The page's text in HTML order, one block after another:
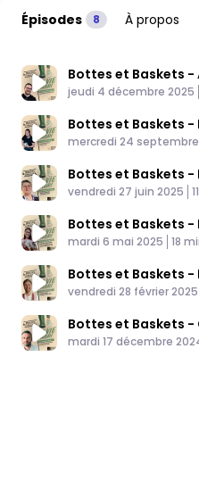
Épisodes 8 À propos
Bottes et Baskets -
Published At
jeudi 4 décembre 2025
Bottes et Baskets -
Published At
mercredi 24
Bottes et Baskets -
Published At
vendredi 27 juin 2025
Bottes et Baskets -
Published At
mardi 6 mai 2025 Time
18
Bottes et Baskets
Published At
vendredi 28 février 2025
Bottes et Baskets -
Published At
mardi 17 décembre